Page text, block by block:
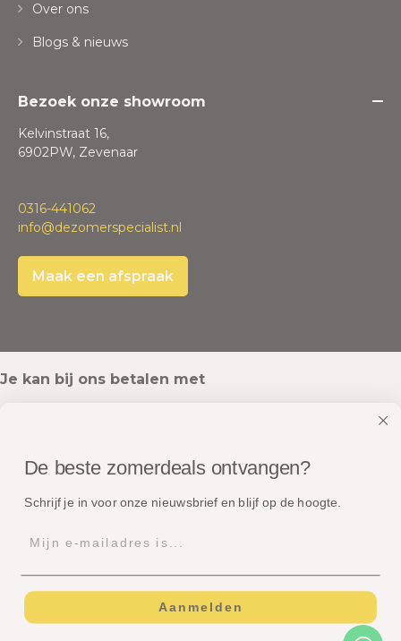
Over ons
Blogs & nieuws
Bezoek onze showroom
Kelvinstraat 16,
6902PW, Zevenaar
0316-441062
info@dezomerspecialist.nl
Maak een afspraak
Je kan bij ons betalen met
Onze pakketten worden verstuurd met
© Copyright - Dé Zomerspecialist B.V.
De beste zomerdeals ontvangen?
Schrijf je in voor onze nieuwsbrief en blijf op de hoogte.
Aanmelden